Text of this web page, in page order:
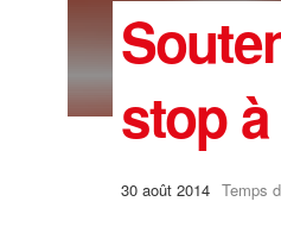
stop
30 août 2014 Temps